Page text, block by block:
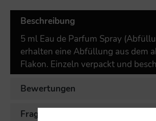
Beschreibung
5 ml Eau de Parfum Spray
erhalten eine Abfüllung aus dem
Flakon. Einzeln verpackt und
Bewertungen
Fragen zum Artikel